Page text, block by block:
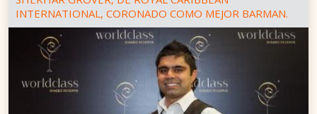
INTERNATIONAL, CORONADO COMO MEJOR BARMAN.